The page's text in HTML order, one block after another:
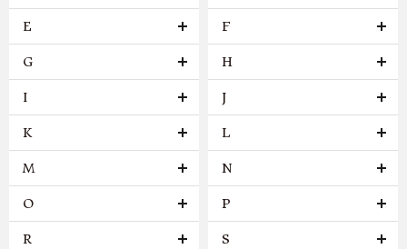
E F
G H
I J
K L
M N
O P
R S